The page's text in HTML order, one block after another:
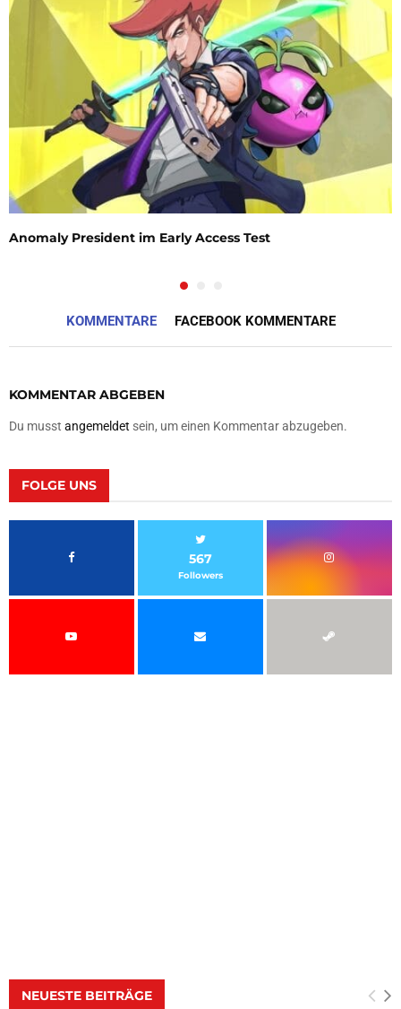
Anomaly President im Early Access Test
KOMMENTARE FACEBOOK KOMMENTARE
KOMMENTAR ABGEBEN
Du musst angemeldet sein, um einen Kommentar abzugeben.
FOLGE UNS
567
Followers
NEUESTE BEITRÄGE